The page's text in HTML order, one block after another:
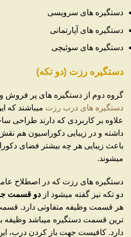
دستگیره های سرویسی
دستگیره های آپارتمانی
دستگیره های سوئیچی
دستگیره رزت (دو تکه)
گروه دوم از دستگیره های پر فروش و
دستگیره های درب رزت میباشند که
علاوه بر کاربردی که دارند طراحی
داشته و در زیبایی دکوراسیون هم نقش
باعث زیبایی هر چه بیشتر فضای
میشوند.
دستگیره های رزت که در اصطلاح
دو تکه نیز گفته میشود از دو قسمت
هر قسمت وظیفه متفاوتی دارد.
ترین قسمت دستگیره میباشد وظیفه
دارد. کافیست جهت باز کردن درب،